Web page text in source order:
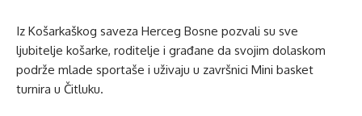
Iz Košarkaškog saveza Herceg Bosne pozvali su sve
ljubitelje košarke, roditelje i građane da svojim dolaskom
podrže mlade sportaše i uživaju u završnici Mini basket
turnira u Čitluku.